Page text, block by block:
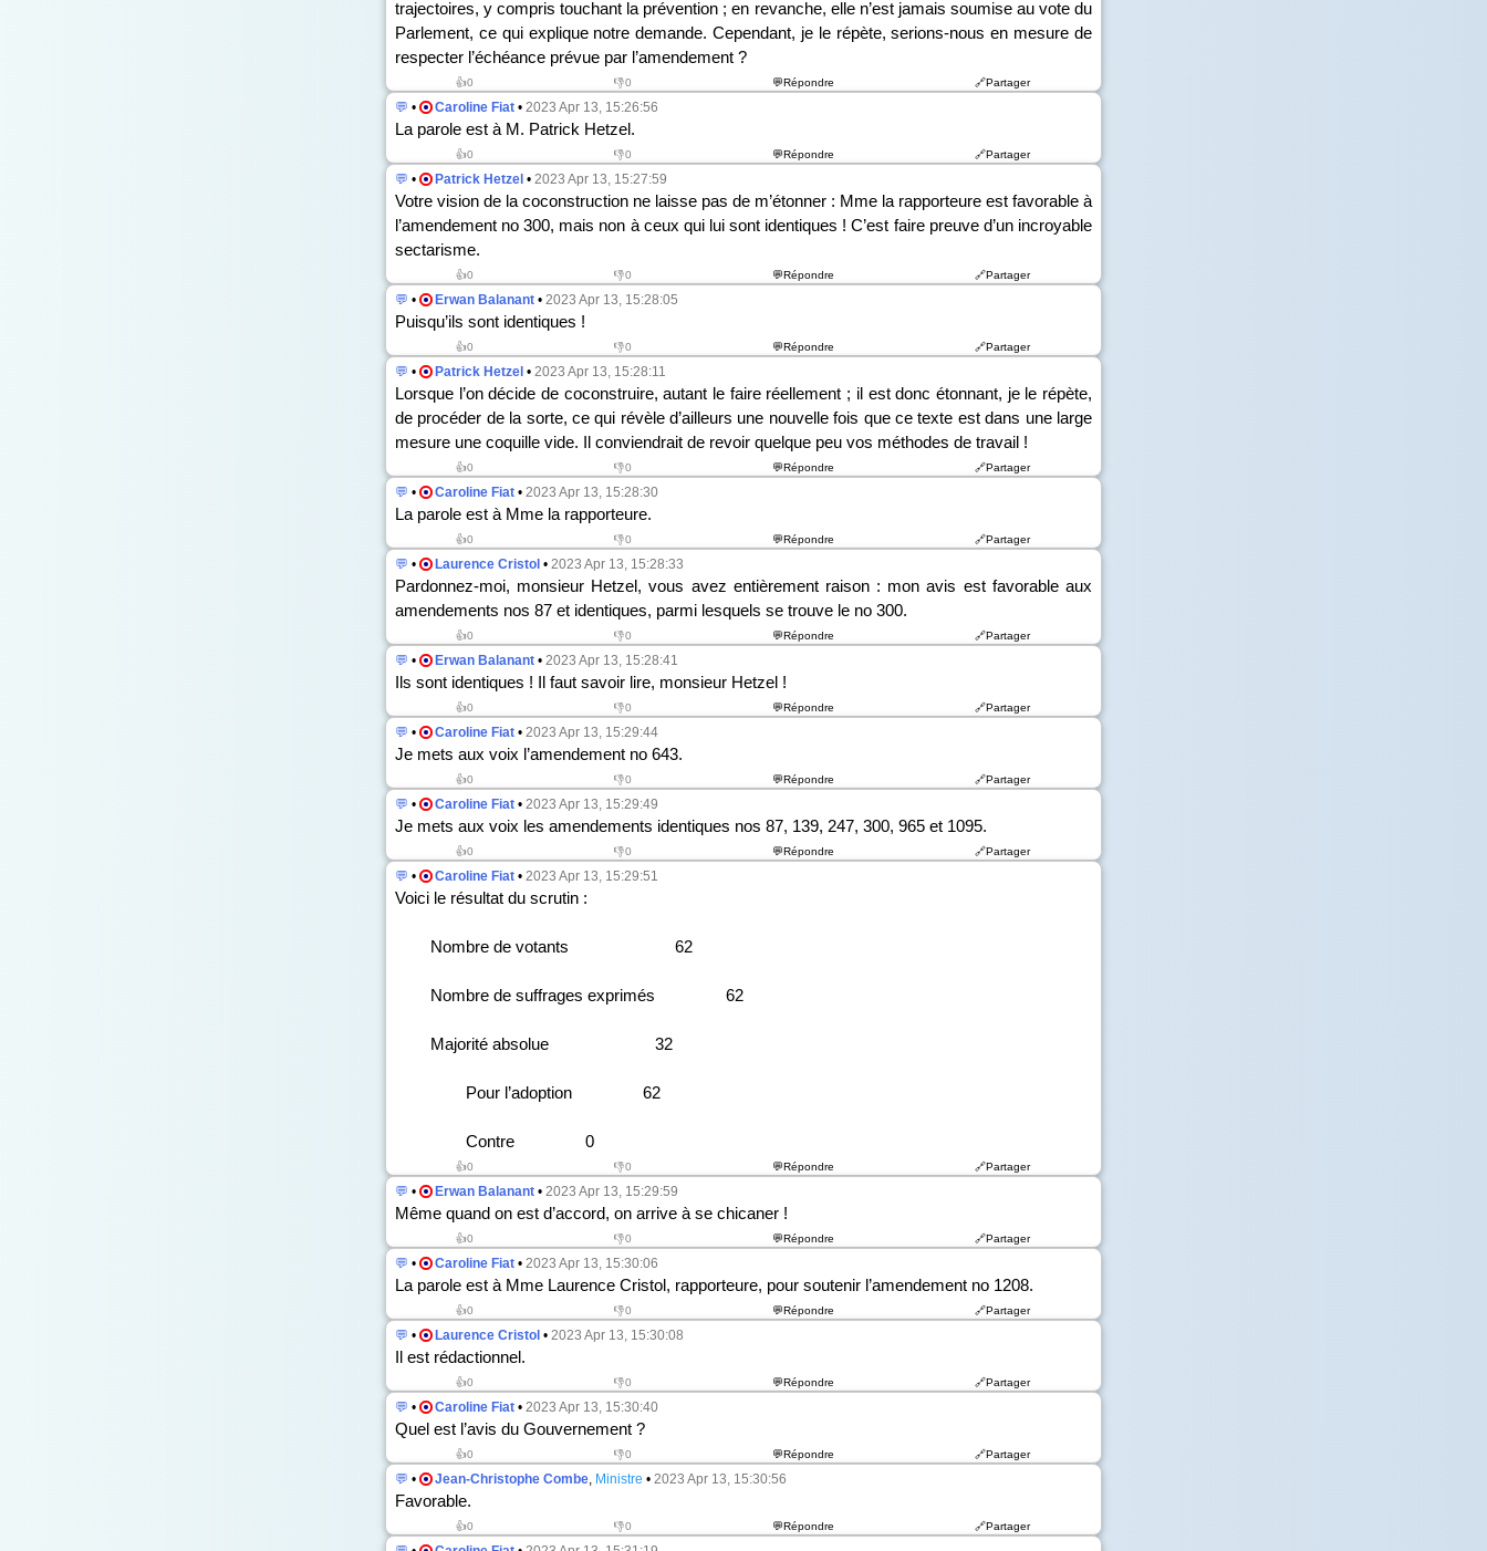
trajectoires, y compris touchant la prévention ; en revanche, elle n’est jamais soumise au vote du
Parlement, ce qui explique notre demande. Cependant, je le répète, serions-nous en mesure de
respecter l’échéance prévue par l’amendement ?
👍0 👎0 💬Répondre 🔗Partager
💬 • Caroline Fiat• 2023 Apr 13, 15:26:56
La parole est à M. Patrick Hetzel.
👍0 👎0 💬Répondre 🔗Partager
💬 • Patrick Hetzel • 2023 Apr 13, 15:27:59
Votre vision de la coconstruction ne laisse pas de m’étonner : Mme la rapporteure est favorable à
l’amendement no 300, mais non à ceux qui lui sont identiques ! C’est faire preuve d’un incroyable
sectarisme.
👍0 👎0 💬Répondre 🔗Partager
💬 • Erwan Balanant• 2023 Apr 13, 15:28:05
Puisqu’ils sont identiques !
👍0 👎0 💬Répondre 🔗Partager
💬 • Patrick Hetzel • 2023 Apr 13, 15:28:11
Lorsque l’on décide de coconstruire, autant le faire réellement ; il est donc étonnant, je le répète,
de procéder de la sorte, ce qui révèle d’ailleurs une nouvelle fois que ce texte est dans une large
mesure une coquille vide. Il conviendrait de revoir quelque peu vos méthodes de travail !
👍0 👎0 💬Répondre 🔗Partager
💬 • Caroline Fiat• 2023 Apr 13, 15:28:30
La parole est à Mme la rapporteure.
👍0 👎0 💬Répondre 🔗Partager
💬 • Laurence Cristol • 2023 Apr 13, 15:28:33
Pardonnez-moi, monsieur Hetzel, vous avez entièrement raison : mon avis est favorable aux
amendements nos 87 et identiques, parmi lesquels se trouve le no300.
👍0 👎0 💬Répondre 🔗Partager
💬 • Erwan Balanant• 2023 Apr 13, 15:28:41
Ils sont identiques ! Il faut savoir lire, monsieur Hetzel !
👍0 👎0 💬Répondre 🔗Partager
💬 • Caroline Fiat• 2023 Apr 13, 15:29:44
Je mets aux voix l’amendement no643.
👍0 👎0 💬Répondre 🔗Partager
💬 • Caroline Fiat• 2023 Apr 13, 15:29:49
Je mets aux voix les amendements identiques nos 87, 139, 247, 300, 965 et 1095.
👍0 👎0 💬Répondre 🔗Partager
💬 • Caroline Fiat• 2023 Apr 13, 15:29:51
Voici le résultat du scrutin :
Nombre de votants 62
Nombre de suffrages exprimés 62
Majorité absolue 32
Pour l’adoption 62
Contre 0
👍0 👎0 💬Répondre 🔗Partager
💬 • Erwan Balanant• 2023 Apr 13, 15:29:59
Même quand on est d’accord, on arrive à se chicaner !
👍0 👎0 💬Répondre 🔗Partager
💬 • Caroline Fiat• 2023 Apr 13, 15:30:06
La parole est à Mme Laurence Cristol, rapporteure, pour soutenir l’amendement no1208.
👍0 👎0 💬Répondre 🔗Partager
💬 • Laurence Cristol • 2023 Apr 13, 15:30:08
Il est rédactionnel.
👍0 👎0 💬Répondre 🔗Partager
💬 • Caroline Fiat• 2023 Apr 13, 15:30:40
Quel est l’avis du Gouvernement ?
👍0 👎0 💬Répondre 🔗Partager
💬 • Jean-Christophe Combe, Ministre • 2023 Apr 13, 15:30:56
Favorable.
👍0 👎0 💬Répondre 🔗Partager